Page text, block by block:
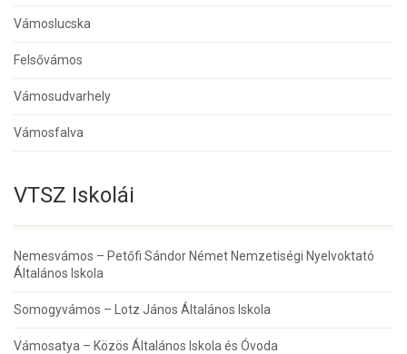
Vámoslucska
Felsővámos
Vámosudvarhely
Vámosfalva
VTSZ Iskolái
Nemesvámos – Petőfi Sándor Német Nemzetiségi Nyelvoktató
Általános Iskola
Somogyvámos – Lotz János Általános Iskola
Vámosatya – Közös Általános Iskola és Óvoda